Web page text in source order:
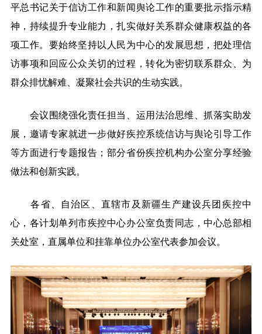
平总书记关于信访工作和新闻舆论工作的重要批示指示精
神，持续提升专业能力，扎实做好关系群众健康权益的各
项工作。要始终坚持以人民为中心的发展思想，把处理信
访事项和回应公众关切的过程，转化为密切联系群众、为
群众排忧解难、凝聚社会共识的生动实践。
会议围绕强化责任担当、运用法治思维、抓落实助发
展，邀请专家就进一步做好疾控系统信访与舆论引导工作
等方面进行专题报告；部分省份疾控机构办公室分享经验
做法和创新实践。
各省、自治区、直辖市及新疆生产建设兵团疾控中
心，各计划单列市疾控中心办公室负责同志，中心总部相
关处室，直属单位和挂靠单位办公室代表参加会议。